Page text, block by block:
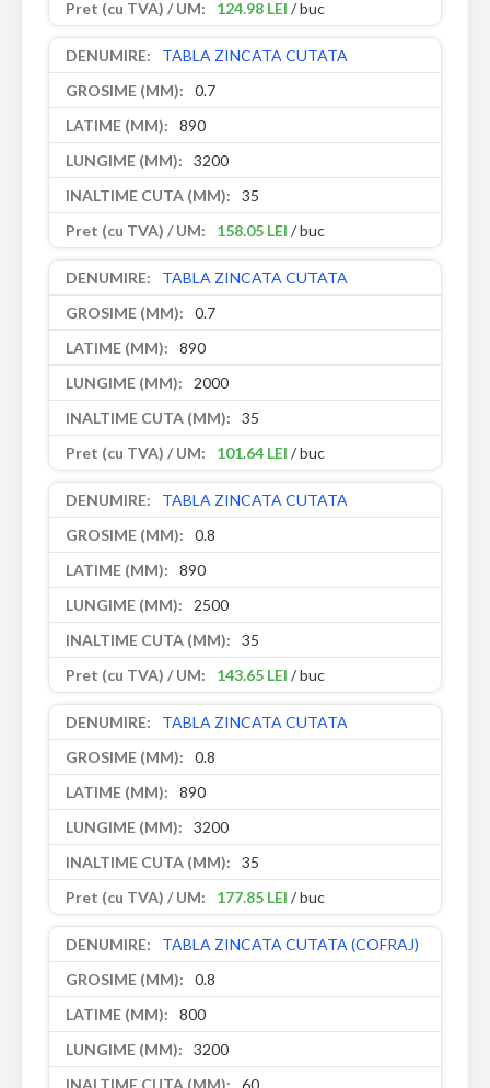
124.98 LEI / buc
TABLA ZINCATA CUTATA
0.7
890
3200
35
158.05 LEI / buc
TABLA ZINCATA CUTATA
0.7
890
2000
35
101.64 LEI / buc
TABLA ZINCATA CUTATA
0.8
890
2500
35
143.65 LEI / buc
TABLA ZINCATA CUTATA
0.8
890
3200
35
177.85 LEI / buc
TABLA ZINCATA CUTATA (COFRAJ)
0.8
800
3200
60